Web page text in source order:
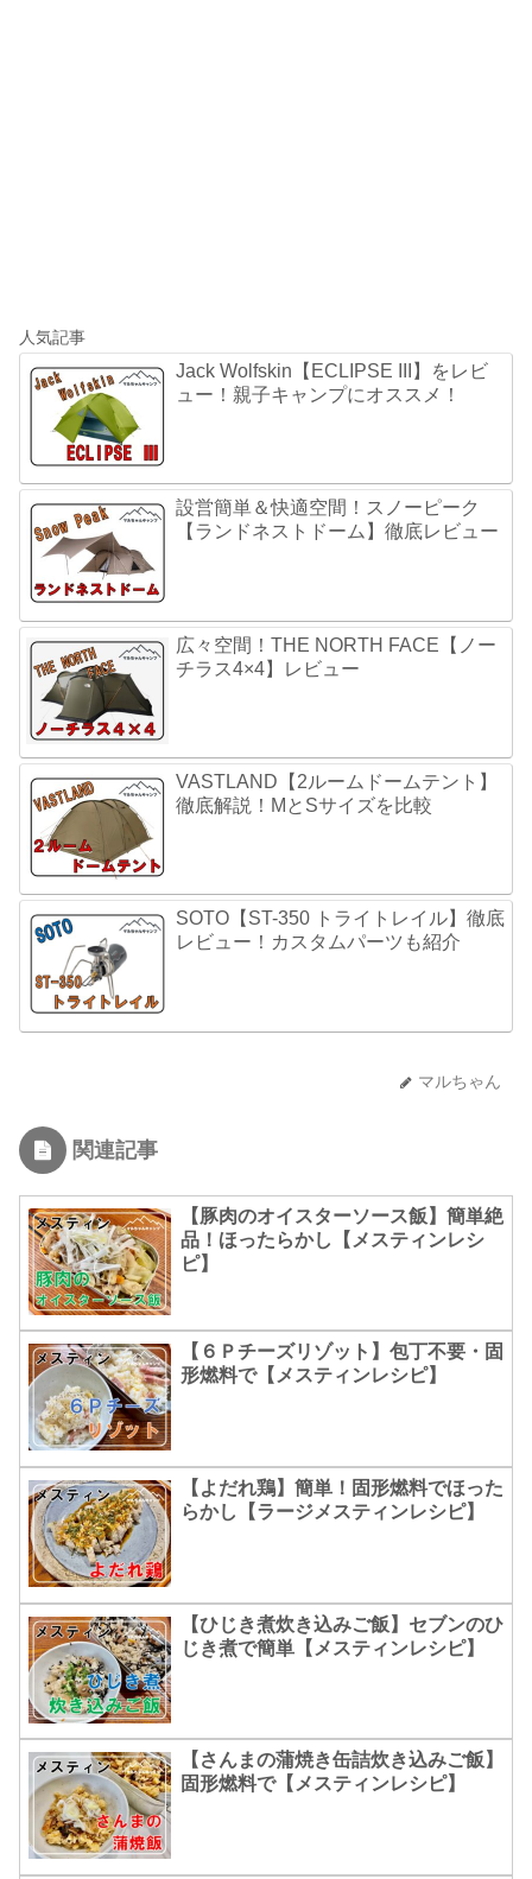
人気記事
Jack Wolfskin【ECLIPSE III】をレビ
ュー！親子キャンプにオススメ！
設営簡単＆快適空間！スノーピーク
【ランドネストドーム】徹底レビュー
広々空間！THE NORTH FACE【ノー
チラス4×4】レビュー
VASTLAND【2ルームドームテント】
徹底解説！MとSサイズを比較
SOTO【ST-350 トライトレイル】徹底
レビュー！カスタムパーツも紹介
マルちゃん
関連記事
【豚肉のオイスターソース飯】簡単絶
品！ほったらかし【メスティンレシ
ピ】
【６Ｐチーズリゾット】包丁不要・固
形燃料で【メスティンレシピ】
【よだれ鶏】簡単！固形燃料でほった
らかし【ラージメスティンレシピ】
【ひじき煮炊き込みご飯】セブンのひ
じき煮で簡単【メスティンレシピ】
【さんまの蒲焼き缶詰炊き込みご飯】
固形燃料で【メスティンレシピ】